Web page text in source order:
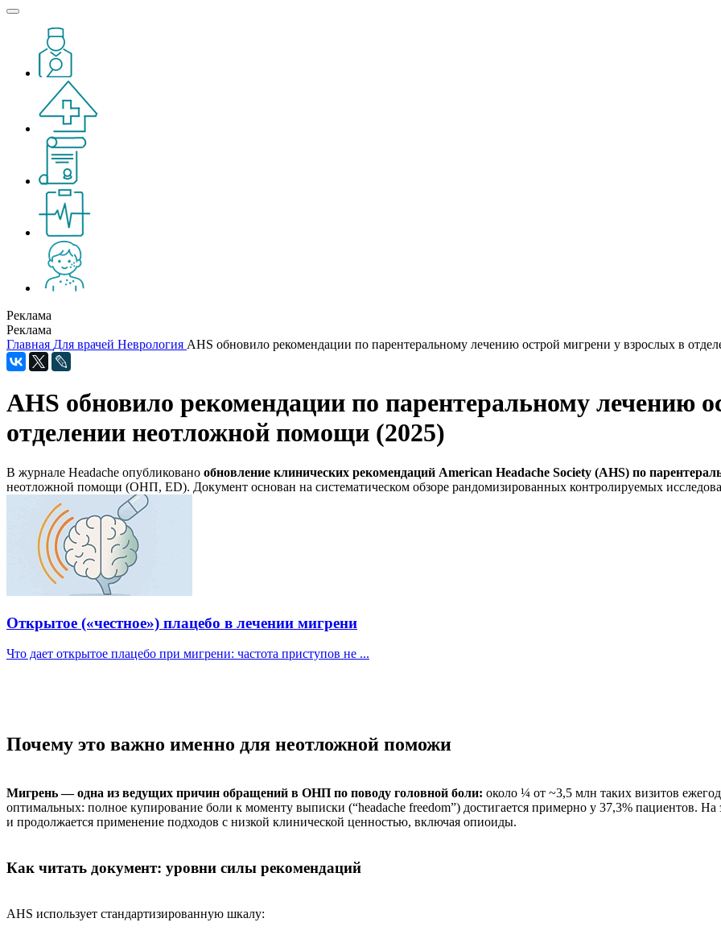
Реклама
Реклама
Главная Для врачей Неврология AHS обновило рекомендации по парентеральному лечению острой мигрени у взрослых в
AHS обновило рекомендации по парентеральному лечению
отделении неотложной помощи (2025)
В журнале Headache опубликовано обновление клинических рекомендаций American Headache Society (AHS) по
неотложной помощи (ОНП, ED). Документ основан на систематическом обзоре рандомизированных контролируемых
Открытое («честное») плацебо в лечении мигрени
Что дает открытое плацебо при мигрени: частота приступов не ...
Почему это важно именно для неотложной поможи
Мигрень — одна из ведущих причин обращений в ОНП по поводу головной боли: около ¼ от ~3,5 млн таких визитов
оптимальных: полное купирование боли к моменту выписки (“headache freedom”) достигается примерно у 37,3% пациентов. На
и продолжается применение подходов с низкой клинической ценностью, включая опиоиды.
Как читать документ: уровни силы рекомендаций
AHS использует стандартизированную шкалу: